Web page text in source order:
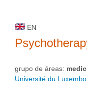
EN
grupo de áreas:
Université du